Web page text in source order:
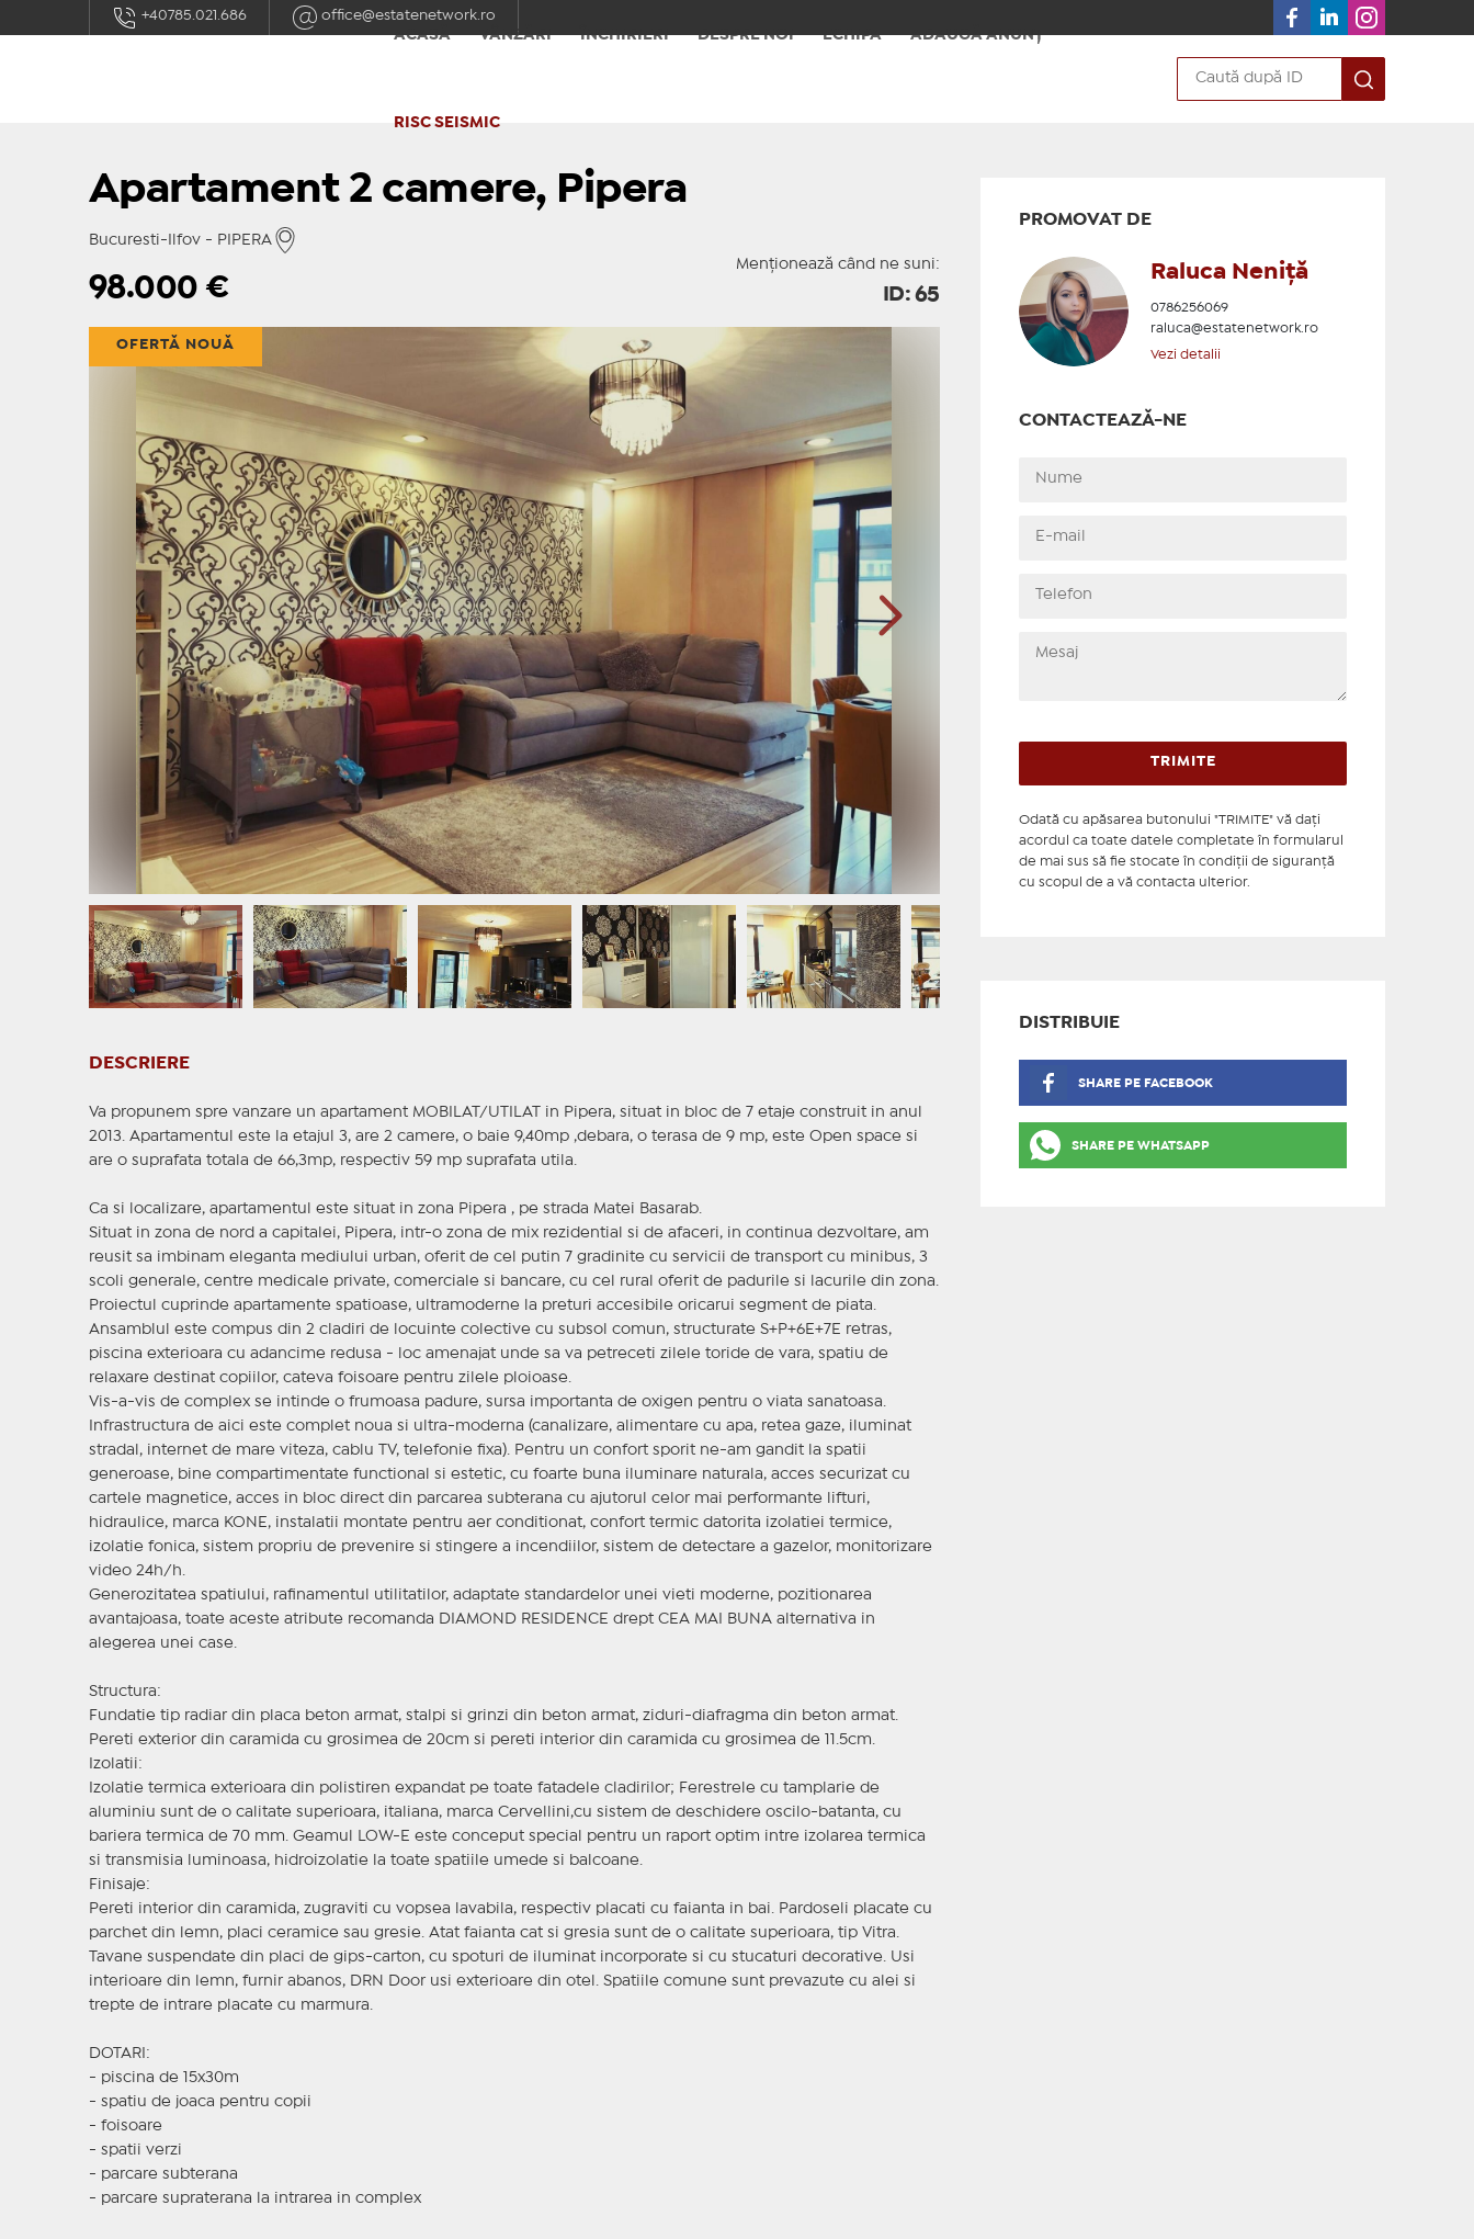
+40785.021.686
office@estatenetwork.ro
ACASĂ
VÂNZĂRI ÎNCHIRIERI DESPRE NOI ECHIPA ADAUGĂ ANUNȚ
RISC SEISMIC
Apartament 2 camere, Pipera
Bucuresti-Ilfov - PIPERA
Menționează când ne suni:
98.000€ ID: 65
OFERTĂ NOUĂ
DESCRIERE
Va propunem spre vanzare un apartament MOBILAT/UTILAT in Pipera, situat in bloc de 7 etaje construit in anul
2013. Apartamentul este la etajul 3, are 2 camere, o baie 9,40mp ,debara, o terasa de 9 mp, este Open space si
are o suprafata totala de 66,3mp, respectiv 59 mp suprafata utila.
Ca si localizare, apartamentul este situat in zona Pipera , pe strada Matei Basarab.
Situat in zona de nord a capitalei, Pipera, intr-o zona de mix rezidential si de afaceri, in continua dezvoltare, am
reusit sa imbinam eleganta mediului urban, oferit de cel putin 7 gradinite cu servicii de transport cu minibus, 3
scoli generale, centre medicale private, comerciale si bancare, cu cel rural oferit de padurile si lacurile din zona.
Proiectul cuprinde apartamente spatioase, ultramoderne la preturi accesibile oricarui segment de piata.
Ansamblul este compus din 2 cladiri de locuinte colective cu subsol comun, structurate S+P+6E+7E retras,
piscina exterioara cu adancime redusa - loc amenajat unde sa va petreceti zilele toride de vara, spatiu de
relaxare destinat copiilor, cateva foisoare pentru zilele ploioase.
Vis-a-vis de complex se intinde o frumoasa padure, sursa importanta de oxigen pentru o viata sanatoasa.
Infrastructura de aici este complet noua si ultra-moderna (canalizare, alimentare cu apa, retea gaze, iluminat
stradal, internet de mare viteza, cablu TV, telefonie fixa). Pentru un confort sporit ne-am gandit la spatii
generoase, bine compartimentate functional si estetic, cu foarte buna iluminare naturala, acces securizat cu
cartele magnetice, acces in bloc direct din parcarea subterana cu ajutorul celor mai performante lifturi,
hidraulice, marca KONE, instalatii montate pentru aer conditionat, confort termic datorita izolatiei termice,
izolatie fonica, sistem propriu de prevenire si stingere a incendiilor, sistem de detectare a gazelor, monitorizare
video 24h/h.
Generozitatea spatiului, rafinamentul utilitatilor, adaptate standardelor unei vieti moderne, pozitionarea
avantajoasa, toate aceste atribute recomanda DIAMOND RESIDENCE drept CEA MAI BUNA alternativa in
alegerea unei case.
Structura:
Fundatie tip radiar din placa beton armat, stalpi si grinzi din beton armat, ziduri-diafragma din beton armat.
Pereti exterior din caramida cu grosimea de 20cm si pereti interior din caramida cu grosimea de 11.5cm.
Izolatii:
Izolatie termica exterioara din polistiren expandat pe toate fatadele cladirilor; Ferestrele cu tamplarie de
aluminiu sunt de o calitate superioara, italiana, marca Cervellini,cu sistem de deschidere oscilo-batanta, cu
bariera termica de 70 mm. Geamul LOW-E este conceput special pentru un raport optim intre izolarea termica
si transmisia luminoasa, hidroizolatie la toate spatiile umede si balcoane.
Finisaje:
Pereti interior din caramida, zugraviti cu vopsea lavabila, respectiv placati cu faianta in bai. Pardoseli placate cu
parchet din lemn, placi ceramice sau gresie. Atat faianta cat si gresia sunt de o calitate superioara, tip Vitra.
Tavane suspendate din placi de gips-carton, cu spoturi de iluminat incorporate si cu stucaturi decorative. Usi
interioare din lemn, furnir abanos, DRN Door usi exterioare din otel. Spatiile comune sunt prevazute cu alei si
trepte de intrare placate cu marmura.
DOTARI:
- piscina de 15x30m
- spatiu de joaca pentru copii
- foisoare
- spatii verzi
- parcare subterana
- parcare supraterana la intrarea in complex
PROMOVAT DE
Raluca Neniță
0786256069
raluca@estatenetwork.ro
Vezi detalii
CONTACTEAZĂ-NE
Odată cu apăsarea butonului "TRIMITE" vă daţi
acordul ca toate datele completate în formularul
de mai sus să fie stocate în condiţii de siguranţă
cu scopul de a vă contacta ulterior.
DISTRIBUIE
SHARE PE FACEBOOK
SHARE PE WHATSAPP